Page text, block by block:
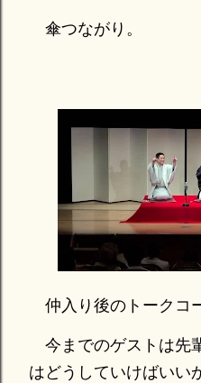
傘つながり。
仲入り後のトークコ
今までのゲストは先
はどうしていけばいい